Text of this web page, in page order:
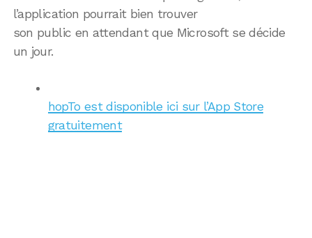
l’application pourrait bien trouver
son public en attendant que Microsoft se décide
un jour.
hopTo est disponible ici sur l’App Store
gratuitement